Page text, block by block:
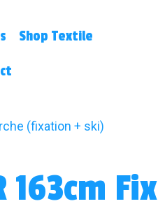
Shop Textile
(fixation + ski)
163cm Fix